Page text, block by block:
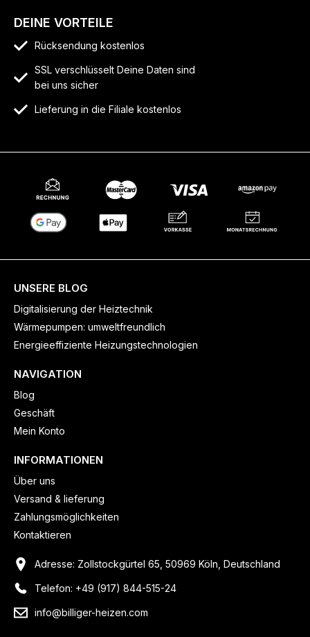
DEINE VORTEILE
Rücksendung kostenlos
SSL verschlüsselt Deine Daten sind
bei uns sicher
Lieferung in die Filiale kostenlos
UNSERE BLOG
Digitalisierung der Heiztechnik
Wärmepumpen: umweltfreundlich
Energieeffiziente Heizungstechnologien
NAVIGATION
Blog
Geschäft
Mein Konto
INFORMATIONEN
Über uns
Versand & lieferung
Zahlungsmöglichkeiten
Kontaktieren
Adresse: Zollstockgürtel 65, 50969 Köln, Deutschland
Telefon: +49 (917) 844-515-24
info@billiger-heizen.com